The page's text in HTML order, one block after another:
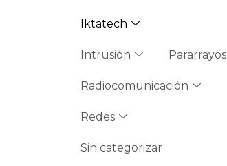
Iktatech
Intrusión Pararrayos
Radiocomunicación
Redes
Sin categorizar